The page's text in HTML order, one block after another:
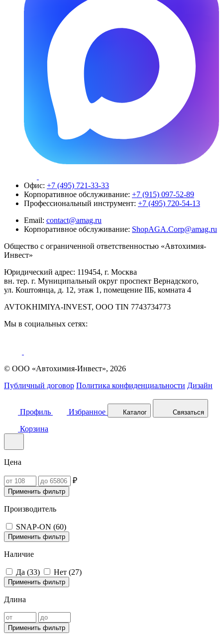
Офис: +7 (495) 721-33-33
Корпоративное обслуживание: +7 (915) 097-52-89
Профессиональный инструмент: +7 (495) 720-54-13
Email: contact@amag.ru
Корпоративное обслуживание: ShopAGA.Corp@amag.ru
Общество с ограниченной ответственностью «Автохимия-
Инвест»
Юридический адрес: 119454, г. Москва
вн. тер. г. Муниципальный округ проспект Вернадского,
ул. Коштоянца, д. 12, этаж 1, помещение IIБ, комната 4
AVTOKHIMIYA-INVEST, OOO TIN 7743734773
Мы в социальных сетях:
© ООО «Автохимия-Инвест», 2026
Публичный договор Политика конфиденциальности Дизайн
Профиль Избранное Каталог Связаться
Корзина
Цена
₽
Применить фильтр
Производитель
SNAP-ON (60)
Применить фильтр
Наличие
Да (33) Нет (27)
Применить фильтр
Длина
Применить фильтр